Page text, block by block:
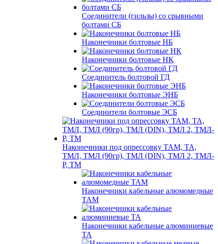
Соединители (гильзы) со срывными
болтами СБ
Наконечники болтовые НБ
Наконечники болтовые НК
Соединитель болтовой ГД
Наконечники болтовые ЭНБ
Соединители болтовые ЭСБ
Наконечники под опрессовку ТАМ, ТА,
ТМЛ, ТМЛ (90гр), ТМЛ (DIN), ТМЛ 2, ТМЛ-
Р, ТМ
Наконечники кабельные алюмомедные
ТАМ
Наконечники кабельные алюминиевые
ТА